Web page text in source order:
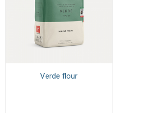
Verde flour